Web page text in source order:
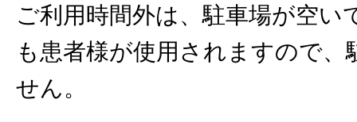
ご利用時間外は、駐車場が空い
も患者様が使用されますので、
せん。